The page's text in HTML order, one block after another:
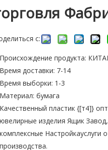
с:
Происхождение продукта:
Время доставки: 7-14
Время выборки: 1-3
Материал: бумага
Качественный пластик {[т4]}
ювелирные изделия Ящик
комплексные Настройкауслуги
производства.